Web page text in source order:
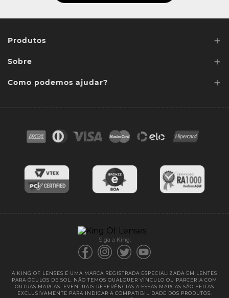
Produtos +
Lentes de Reposição
Lentes Sob media
Sobre +
Quem somos
Blog
Como podemos ajudar? +
Cores das lentes
Entregas
Siga a King:
A KING OF LENSES É UMA MARCA REGISTRADA ESPECIALIZADA EM LENTES
PARA ÓCULOS DE SOL. NÃO TEMOS QUALQUER VÍNCULO OU PARCERIA COM
OUTRAS MARCAS. EVENTUAIS REFERÊNCIAS A ESSAS MARCAS SÃO FEITAS
EXCLUSIVAMENTE PARA INDICAR A COMPATIBILIDADE DOS PRODUTOS.